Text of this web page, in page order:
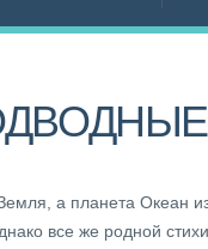
а планета Океан
все же родной